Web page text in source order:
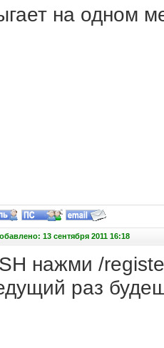
на одном
13 сентября 2011 16:18
нажми /
раз